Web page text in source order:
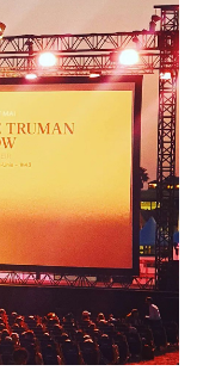
og butikker å